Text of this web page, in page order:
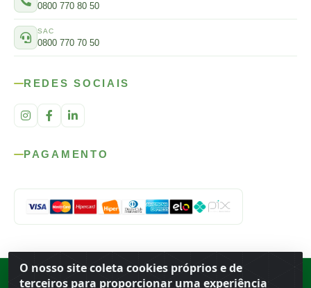
O nosso site coleta cookies próprios e de
terceiros para proporcionar uma experiência
0800 770 80 50
SAC
0800 770 70 50
REDES SOCIAIS
PAGAMENTO
Rod. SP-215, s/n, km 98 — Área Rural Porto Ferreira ·BR
· CEP